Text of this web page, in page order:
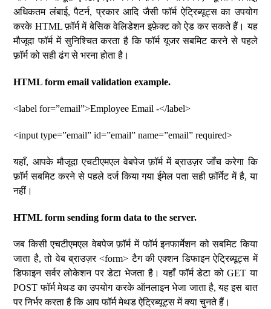
अधिकतम लंबाई, पैटर्न, प्रकार आदि जैसी फॉर्म ऐट्रिब्यूट्स का उपयोग
करके HTML फ़ॉर्म में बेसिक वेलिडेशन इफ़ेक्ट को ऐड कर सकते हैं। यह
मौजूदा फॉर्म में सुनिश्चित करता है कि फॉर्म यूजर सबमिट करने से पहले
फ़ॉर्म को सही ढंग से भरना होता है।
HTML form email validation example.
<label for=”email”>Employee Email -</label>
<input type=”email” id=”email” name=”email” required>
यहाँ, आपके मौजूदा एचटीएमएल वेबपेज फ़ॉर्म में ब्राउज़र जाँच करेगा कि
फ़ॉर्म सबमिट करने से पहले दर्ज किया गया ईमेल पता सही फ़ॉर्मेट में है, या
नहीं।
HTML form sending form data to the server.
जब किसी एचटीएमएल वेबपेज फ़ॉर्म में फॉर्म इनफार्मेशन को सबमिट किया
जाता है, तो वेब ब्राउज़र <form> टैग की एक्शन डिफाइन ऐट्रिब्यूट्स में
डिफाइन सर्वर लोकेशन पर डेटा भेजता है। यहाँ फॉर्म डेटा को GET या
POST फॉर्म मेथड का उपयोग करके ऑनलाइन भेजा जाता है, यह इस बात
पर निर्भर करता है कि आप फॉर्म मेथड ऐट्रिब्यूट्स में क्या चुनते हैं।